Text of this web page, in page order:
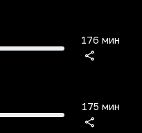
176 мин
175 мин